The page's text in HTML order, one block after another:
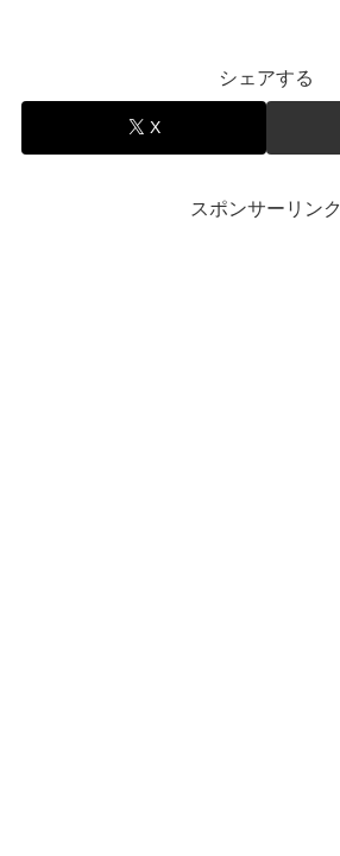
シェアする
X
スポンサーリンク